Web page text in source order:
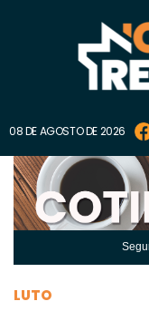
08 DE AGOSTO DE 2026
LUTO